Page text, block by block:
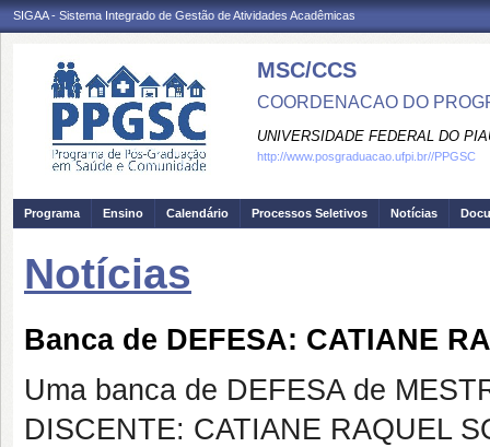
SIGAA - Sistema Integrado de Gestão de Atividades Acadêmicas
MSC/CCS
COORDENACAO DO
UNIVERSIDADE FEDERAL DO
http://www.posgraduacao.ufpi.br//PPGSC
Programa Ensino Calendário Processos Seletivos Notícias
Notícias
Banca de DEFESA: CATIANE
Uma banca de DEFESA de
DISCENTE: CATIANE RAQUEL